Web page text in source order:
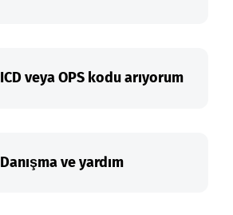
ICD veya OPS kodu arıyorum
Danışma ve yardım